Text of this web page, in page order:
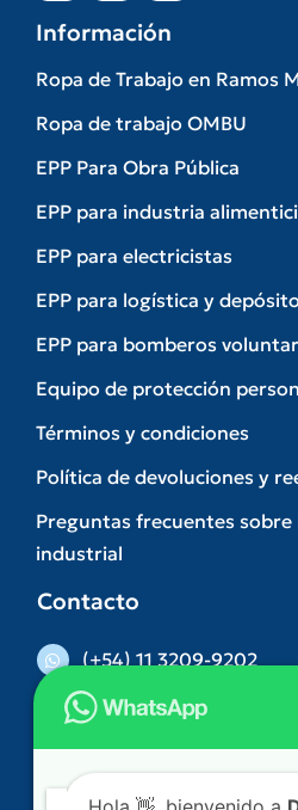
Información
Ropa de Trabajo en Ramos
Ropa de trabajo OMBU
EPP Para Obra Pública
EPP para industria
EPP para electricistas
EPP para logística y
EPP para bomberos
Equipo de protección
Términos y condiciones
Política de devoluciones y
Preguntas frecuentes sobre
industrial
Contacto
(+54) 11 3209-9202
(011) 5263-3074
comercial@dilva.com.ar
Gonzalez Castillo 312.
Hola👋, bienvenido a